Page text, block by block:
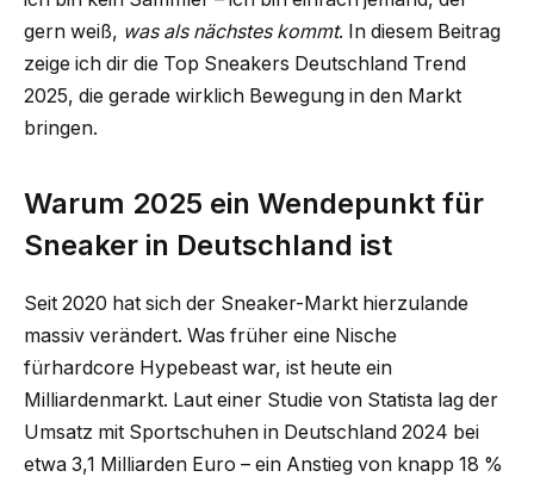
gern weiß, was als nächstes kommt. In diesem Beitrag
zeige ich dir die Top Sneakers Deutschland Trend
2025, die gerade wirklich Bewegung in den Markt
bringen.
Warum 2025 ein Wendepunkt für
Sneaker in Deutschland ist
Seit 2020 hat sich der Sneaker-Markt hierzulande
massiv verändert. Was früher eine Nische
fürhardcore Hypebeast war, ist heute ein
Milliardenmarkt. Laut einer Studie von Statista lag der
Umsatz mit Sportschuhen in Deutschland 2024 bei
etwa 3,1 Milliarden Euro – ein Anstieg von knapp 18 %